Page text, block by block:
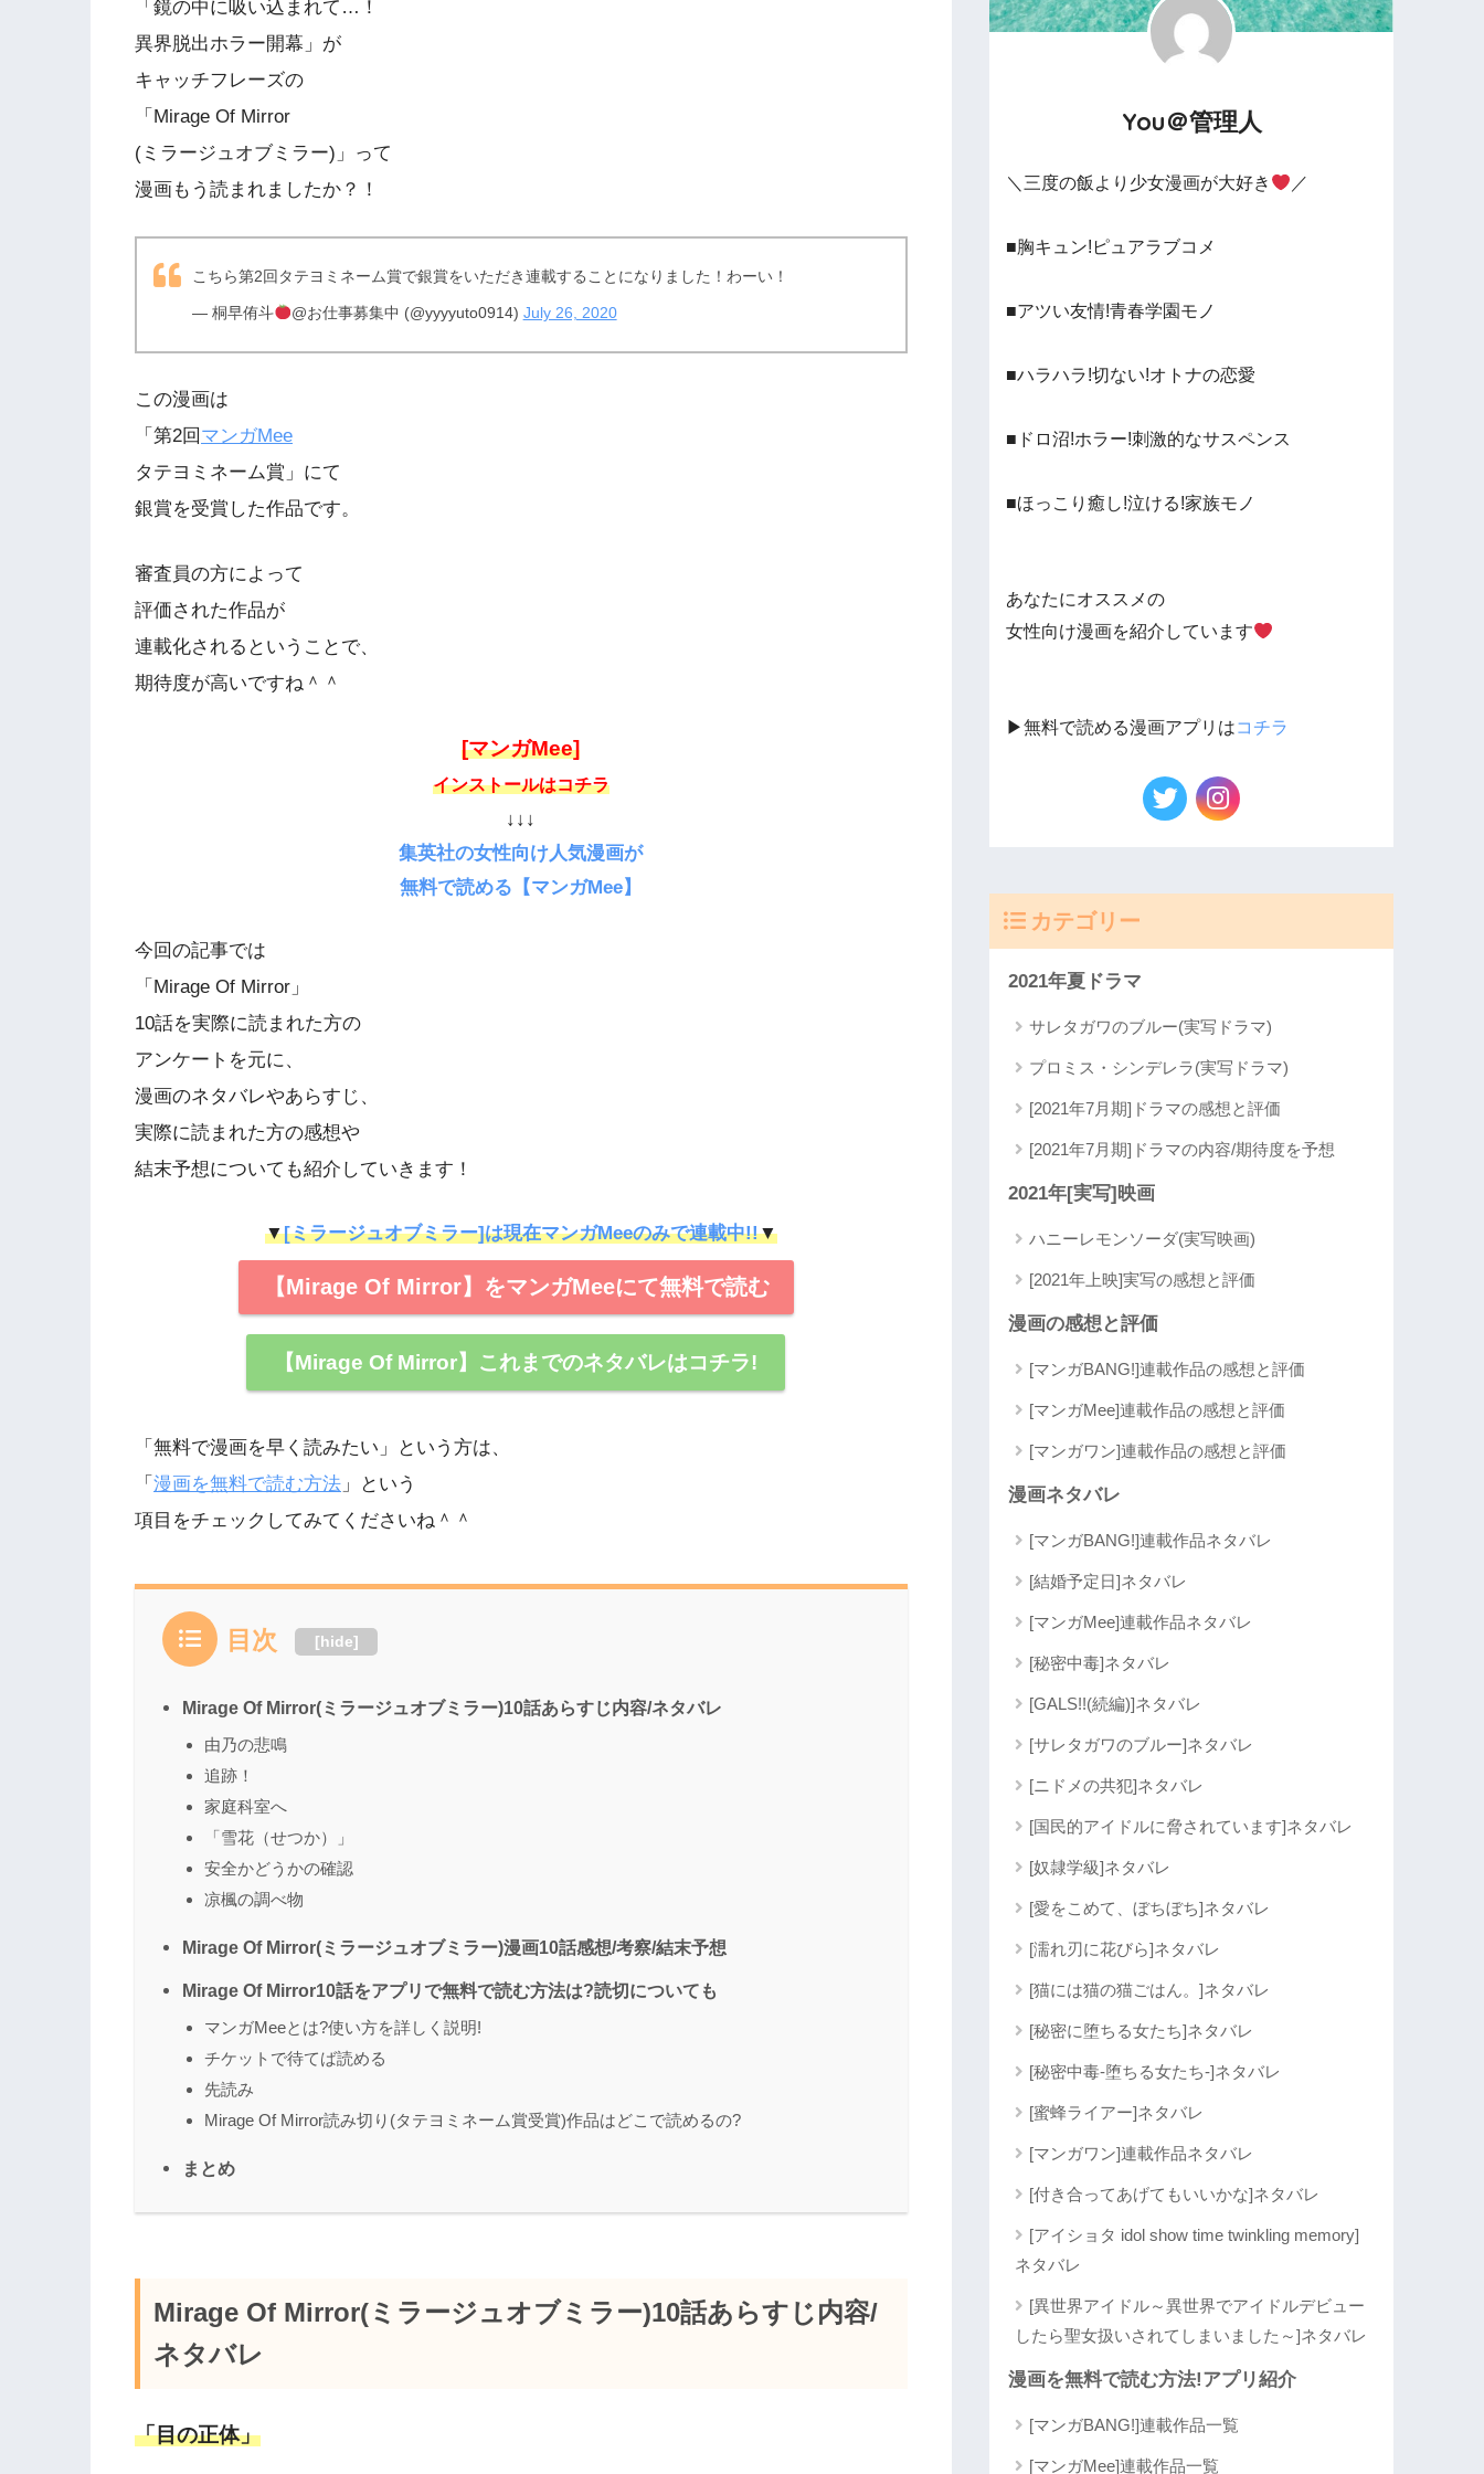
「鏡の中に吸い込まれて…！
異界脱出ホラー開幕」が
キャッチフレーズの
「Mirage Of Mirror
(ミラージュオブミラー)」って
漫画もう読まれましたか？！
こちら第2回タテヨミネーム賞で銀賞をいただき連載することになりました！わーい！
— 桐早侑斗 @お仕事募集中 (@yyyyuto0914) July 26, 2020
この漫画は
「第2回 マンガMee
タテヨミネーム賞」にて
銀賞を受賞した作品です。
審査員の方によって
評価された作品が
連載化されるということで、
期待度が高いですね＾＾
[マンガMee]
インストールはコチラ
↓↓↓
集英社の女性向け人気漫画が
無料で読める【マンガMee】
今回の記事では
「Mirage Of Mirror」
10話を実際に読まれた方の
アンケートを元に、
漫画のネタバレやあらすじ、
実際に読まれた方の感想や
結末予想についても紹介していきます！
▼[ミラージュオブミラー]は現在マンガMeeのみで連載中!!▼
【Mirage Of Mirror】をマンガMeeにて無料で読む
【Mirage Of Mirror】これまでのネタバレはコチラ!
「無料で漫画を早く読みたい」という方は、
「 漫画を無料で読む方法 」という
項目をチェックしてみてくださいね＾＾
目次 [hide]
Mirage Of Mirror(ミラージュオブミラー)10話あらすじ内容/ネタバレ
由乃の悲鳴
追跡！
家庭科室へ
「雪花（せつか）」
安全かどうかの確認
凉楓の調べ物
Mirage Of Mirror(ミラージュオブミラー)漫画10話感想/考察/結末予想
Mirage Of Mirror10話をアプリで無料で読む方法は?読切についても
マンガMeeとは?使い方を詳しく説明!
チケットで待てば読める
先読み
Mirage Of Mirror読み切り(タテヨミネーム賞受賞)作品はどこで読めるの?
まとめ
Mirage Of Mirror(ミラージュオブミラー)10話あらすじ内容/
ネタバレ
「目の正体」
You＠管理人
＼三度の飯より少女漫画が大好き ／
■胸キュン!ピュアラブコメ
■アツい友情!青春学園モノ
■ハラハラ!切ない!オトナの恋愛
■ドロ沼!ホラー!刺激的なサスペンス
■ほっこり癒し!泣ける!家族モノ
あなたにオススメの
女性向け漫画を紹介しています
▶︎無料で読める漫画アプリはコチラ
カテゴリー
2021年夏ドラマ
サレタガワのブルー(実写ドラマ)
プロミス・シンデレラ(実写ドラマ)
[2021年7月期]ドラマの感想と評価
[2021年7月期]ドラマの内容/期待度を予想
2021年[実写]映画
ハニーレモンソーダ(実写映画)
[2021年上映]実写の感想と評価
漫画の感想と評価
[マンガBANG!]連載作品の感想と評価
[マンガMee]連載作品の感想と評価
[マンガワン]連載作品の感想と評価
漫画ネタバレ
[マンガBANG!]連載作品ネタバレ
[結婚予定日]ネタバレ
[マンガMee]連載作品ネタバレ
[秘密中毒]ネタバレ
[GALS!!(続編)]ネタバレ
[サレタガワのブルー]ネタバレ
[ニドメの共犯]ネタバレ
[国民的アイドルに脅されています]ネタバレ
[奴隷学級]ネタバレ
[愛をこめて、ぼちぼち]ネタバレ
[濡れ刃に花びら]ネタバレ
[猫には猫の猫ごはん。]ネタバレ
[秘密に堕ちる女たち]ネタバレ
[秘密中毒-堕ちる女たち-]ネタバレ
[蜜蜂ライアー]ネタバレ
[マンガワン]連載作品ネタバレ
[付き合ってあげてもいいかな]ネタバレ
[アイショタ idol show time twinkling memory]
ネタバレ
[異世界アイドル～異世界でアイドルデビュー
したら聖女扱いされてしまいました～]ネタバレ
漫画を無料で読む方法!アプリ紹介
[マンガBANG!]連載作品一覧
[マンガMee]連載作品一覧